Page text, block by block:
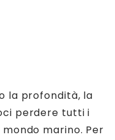
la profondità, la
perdere tutti i
marino. Per